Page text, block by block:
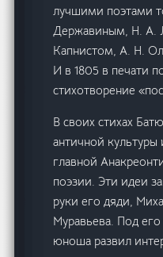
лучшими поэтами
Державиным, Н. А.
Капнистом, А. Н.
И в 1805 в печати
стихотворение
В своих стихах
античной культуры
главной
поэзии. Эти идеи
руки его дяди,
Муравьева. Под
юноша развил